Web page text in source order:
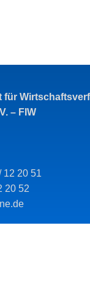
für
– FIW
12 20 51
20 52